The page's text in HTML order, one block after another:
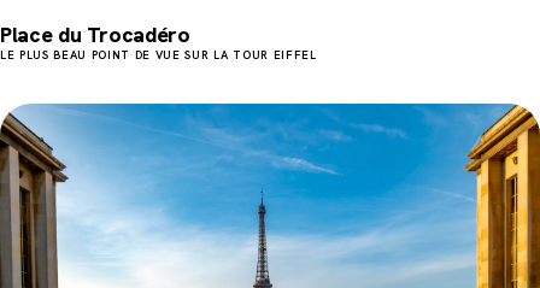
Place du Trocadéro
LE PLUS BEAU POINT DE VUE SUR LA TOUR EIFFEL